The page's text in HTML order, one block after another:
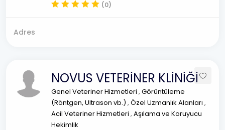
(0)
Adres
NOVUS VETERİNER KLİNİĞİ
Genel Veteriner Hizmetleri , Görüntüleme
(Röntgen, Ultrason vb.) , Özel Uzmanlık Alanları ,
Acil Veteriner Hizmetleri , Aşılama ve Koruyucu
Hekimlik